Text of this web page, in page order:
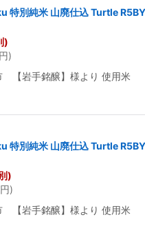
特別純米 山廃仕込 Turtle
)
円)
【岩手銘醸】様より 使
特別純米 山廃仕込 Turtle
)
円)
【岩手銘醸】様より 使